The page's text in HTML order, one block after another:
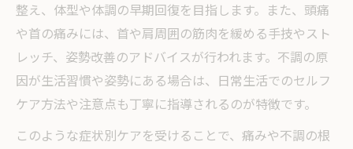
整え、体型や体調の早期回復を目指します。また、頭痛
や首の痛みには、首や肩周囲の筋肉を緩める手技やスト
レッチ、姿勢改善のアドバイスが行われます。不調の原
因が生活習慣や姿勢にある場合は、日常生活でのセルフ
ケア方法や注意点も丁寧に指導されるのが特徴です。
このような症状別ケアを受けることで、痛みや不調の根